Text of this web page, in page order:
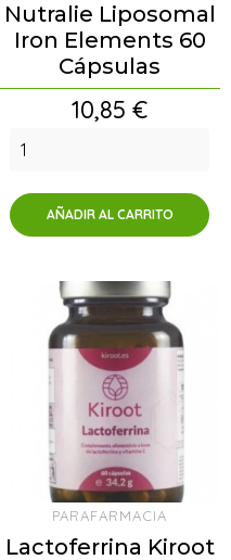
Nutralie Liposomal
Iron Elements 60
Cápsulas
Precio
10,85 €
AÑADIR AL CARRITO
PARAFARMACIA
Lactoferrina Kiroot